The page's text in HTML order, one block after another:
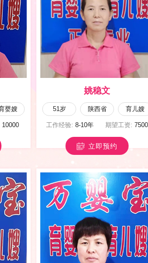
儿嫂
:8000
赵爱红
33岁 甘肃省 育婴嫂
工作经验:3-5年 期望工资: 7000
立即预约